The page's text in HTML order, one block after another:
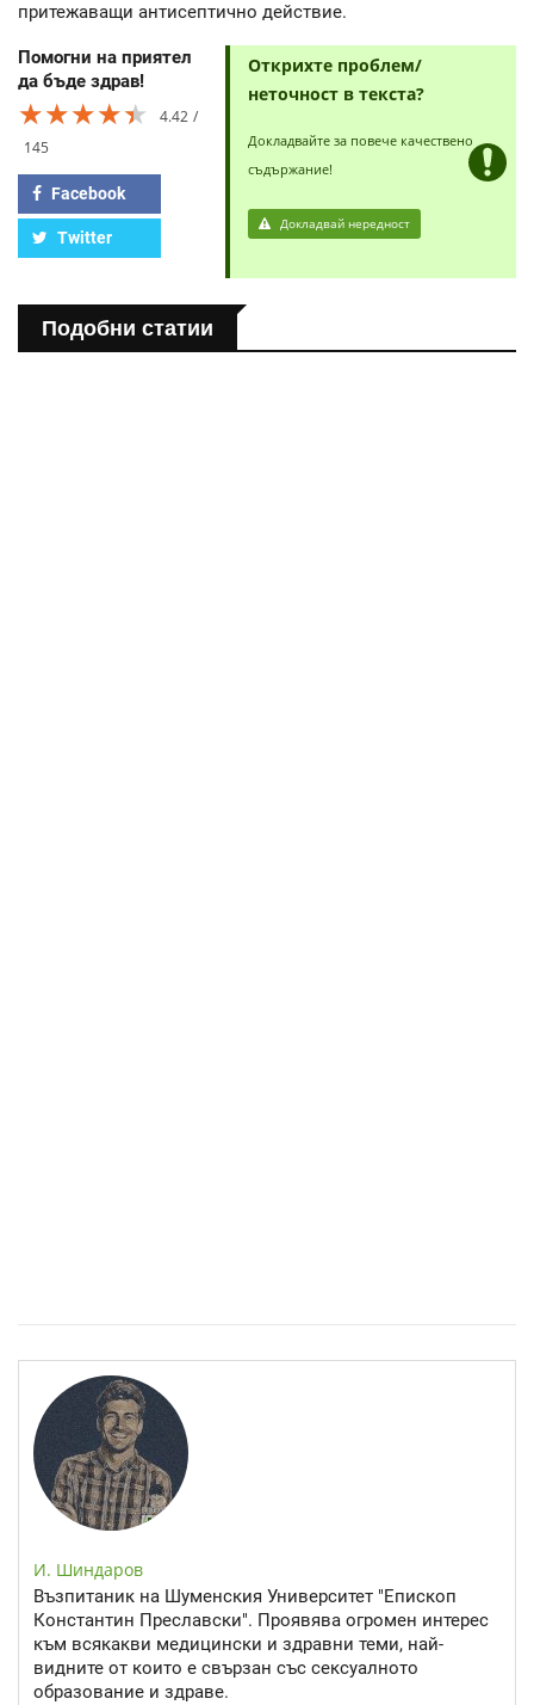
притежаващи антисептично действие.
Помогни на приятел
да бъде здрав!
★★★★★
★★★★★
★★★★★
4.42
145
Facebook
Twitter
Открихте проблем/
неточност в текста?
Докладвайте за повече качествено
съдържание!
Докладвай нередност
Подобни статии
И. Шиндаров
Възпитаник на Шуменския Университет "Епископ
Константин Преславски". Проявява огромен интерес
към всякакви медицински и здравни теми, най-
видните от които е свързан със сексуалното
образование и здраве.